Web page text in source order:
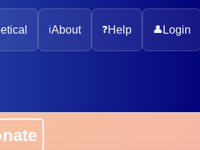
ℹ️About ❓Help 👤 Login